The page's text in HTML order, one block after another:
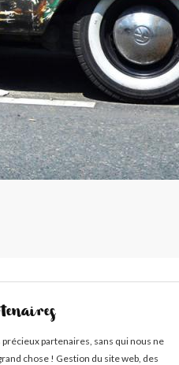
précieux partenaires, sans qui nous ne
chose ! Gestion du site web, des